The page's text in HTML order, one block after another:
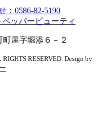
町屋字堀添６－２
RESERVED. Design by